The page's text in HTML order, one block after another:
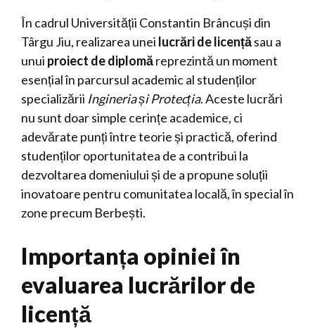
În cadrul Universității Constantin Brâncuși din
Târgu Jiu, realizarea unei lucrări de licențăsau a
unui proiect de diplomăreprezintă un moment
esențial în parcursul academic al studenților
specializării Ingineria și Protecția. Aceste lucrări
nu sunt doar simple cerințe academice, ci
adevărate punți între teorie și practică, oferind
studenților oportunitatea de a contribui la
dezvoltarea domeniului și de a propune soluții
inovatoare pentru comunitatea locală, în special în
zone precum Berbești.
Importanța opiniei în
evaluarea lucrărilor de
licență